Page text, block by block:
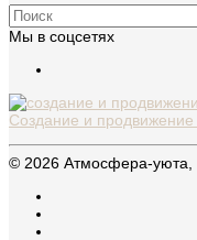
Мы в соцсетях
Создание и продвижение
© 2026 Атмосфера-